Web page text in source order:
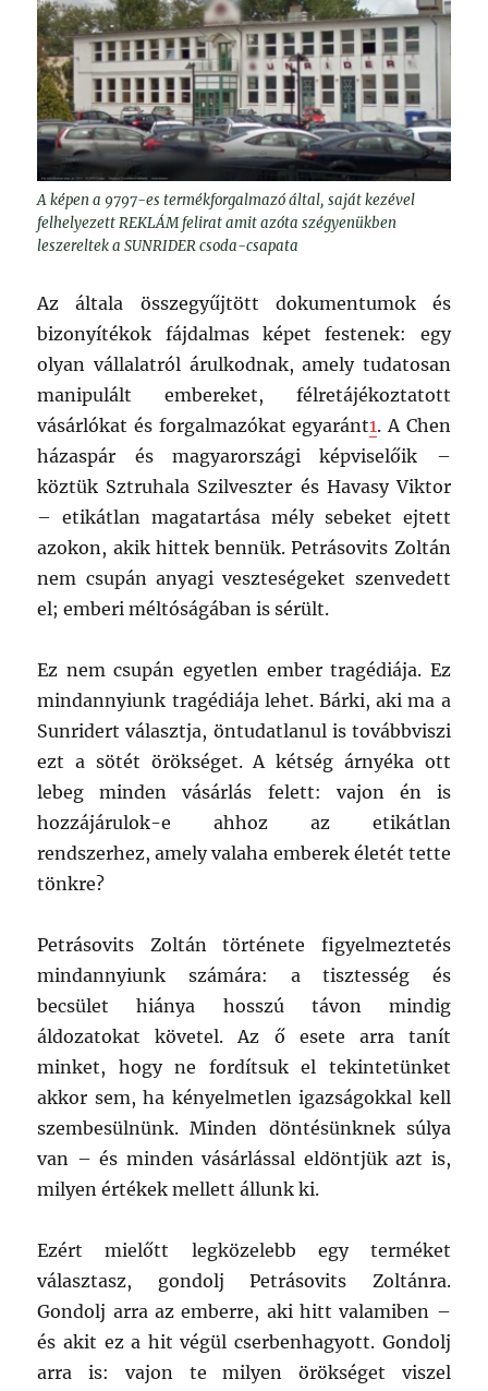
A képen a 9797-es termékforgalmazó által, saját kezével
felhelyezett REKLÁM felirat amit azóta szégyenükben
leszereltek a SUNRIDER csoda-csapata
Az általa összegyűjtött dokumentumok és
bizonyítékok fájdalmas képet festenek: egy
olyan vállalatról árulkodnak, amely tudatosan
manipulált embereket, félretájékoztatott
vásárlókat és forgalmazókat egyaránt1. A Chen
házaspár és magyarországi képviselőik –
köztük Sztruhala Szilveszter és Havasy Viktor
– etikátlan magatartása mély sebeket ejtett
azokon, akik hittek bennük. Petrásovits Zoltán
nem csupán anyagi veszteségeket szenvedett
el; emberi méltóságában is sérült.
Ez nem csupán egyetlen ember tragédiája. Ez
mindannyiunk tragédiája lehet. Bárki, aki ma a
Sunridert választja, öntudatlanul is továbbviszi
ezt a sötét örökséget. A kétség árnyéka ott
lebeg minden vásárlás felett: vajon én is
hozzájárulok-e ahhoz az etikátlan
rendszerhez, amely valaha emberek életét tette
tönkre?
Petrásovits Zoltán története figyelmeztetés
mindannyiunk számára: a tisztesség és
becsület hiánya hosszú távon mindig
áldozatokat követel. Az ő esete arra tanít
minket, hogy ne fordítsuk el tekintetünket
akkor sem, ha kényelmetlen igazságokkal kell
szembesülnünk. Minden döntésünknek súlya
van – és minden vásárlással eldöntjük azt is,
milyen értékek mellett állunk ki.
Ezért mielőtt legközelebb egy terméket
választasz, gondolj Petrásovits Zoltánra.
Gondolj arra az emberre, aki hitt valamiben –
és akit ez a hit végül cserbenhagyott. Gondolj
arra is: vajon te milyen örökséget viszel